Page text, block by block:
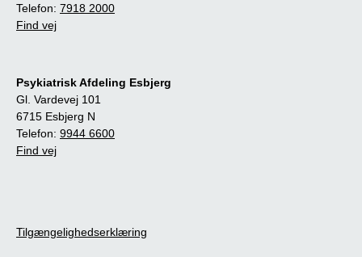
Telefon: 7918 2000
Find vej
Psykiatrisk Afdeling Esbjerg
Gl. Vardevej 101
6715 Esbjerg N
Telefon: 9944 6600
Find vej
Tilgængelighedserklæring